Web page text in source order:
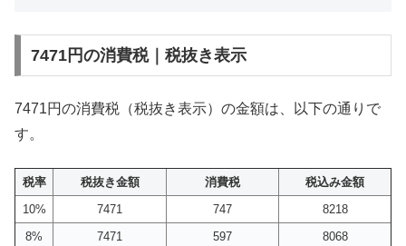
7471円の消費税｜税抜き表示
7471円の消費税（税抜き表示）の金額は、以下の通りで
す。
税率 税抜き金額 消費税
税込み金額
10%
7471 747
8218
8%
7471 597
8068